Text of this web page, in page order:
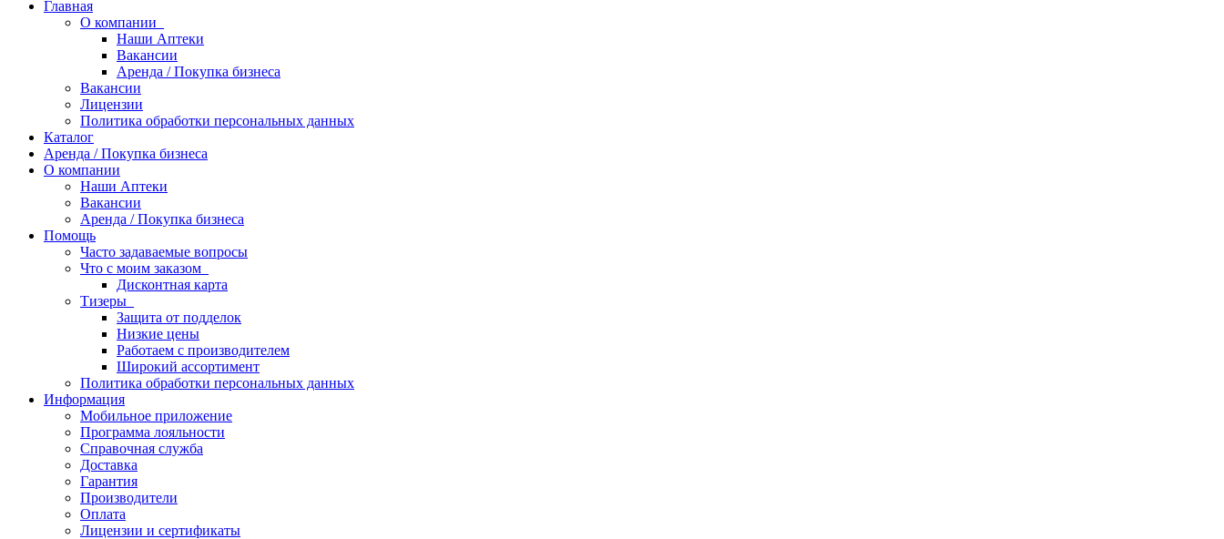
Главная
О компании
Наши Аптеки
Вакансии
Аренда / Покупка бизнеса
Вакансии
Лицензии
Политика обработки персональных данных
Каталог
Аренда / Покупка бизнеса
О компании
Наши Аптеки
Вакансии
Аренда / Покупка бизнеса
Помощь
Часто задаваемые вопросы
Что с моим заказом
Дисконтная карта
Тизеры
Защита от подделок
Низкие цены
Работаем с производителем
Широкий ассортимент
Политика обработки персональных данных
Информация
Мобильное приложение
Программа лояльности
Справочная служба
Доставка
Гарантия
Производители
Оплата
Лицензии и сертификаты